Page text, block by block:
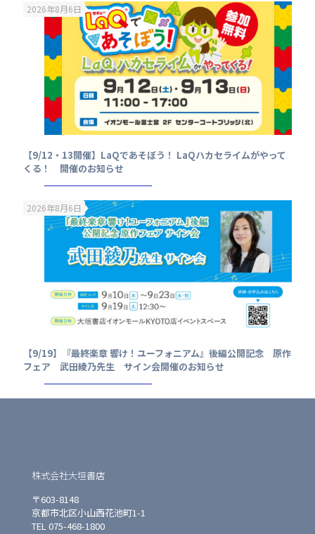
2026年8月6日
【9/12・13開催】LaQであそぼう！ LaQハカセライムがやって
くる！ 開催のお知らせ
2026年8月6日
【9/19】『最終楽章 響け！ユーフォニアム』後編公開記念 原作
フェア 武田綾乃先生 サイン会開催のお知らせ
株式会社大垣書店
〒603-8148
京都市北区小山西花池町1-1
TEL 075-468-1800